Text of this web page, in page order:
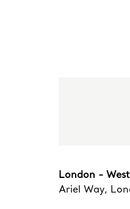
London -
Ariel Way,